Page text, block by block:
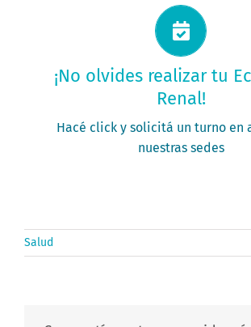
¡No olvides realizar tu
Renal!
Hacé click y solicitá un turno en
nuestras sedes
Solicitá tu turno
PEDÍ TU TURNO
Salud